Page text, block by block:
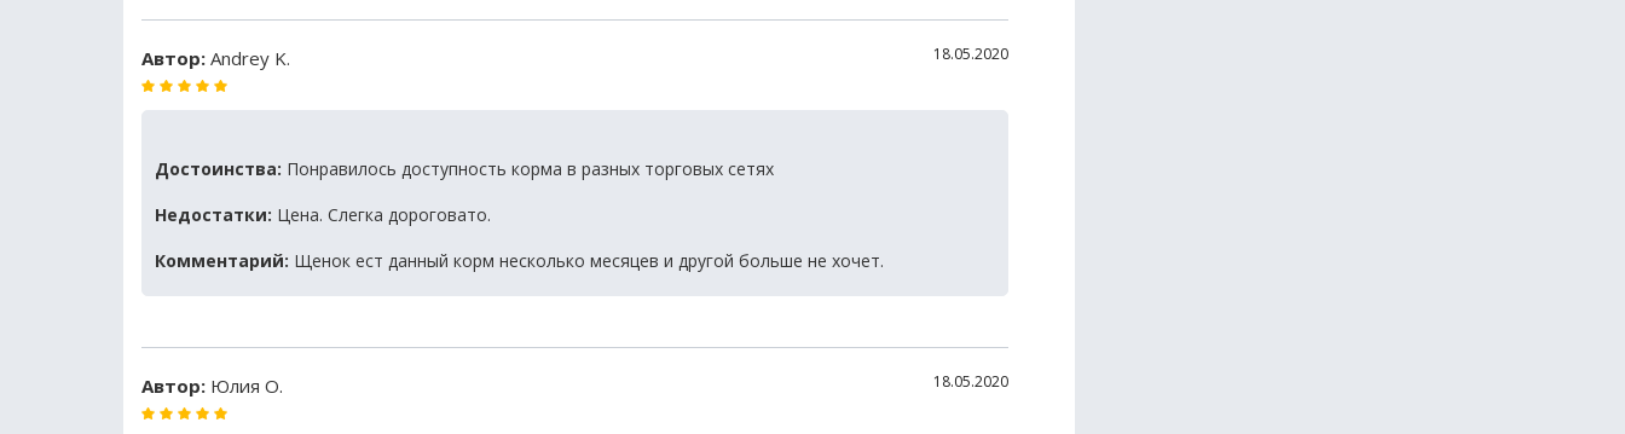
Автор: Andrey K. 18.05.2020
Достоинства: Понравилось доступность корма в разных торговых сетях
Недостатки: Цена. Слегка дороговато.
Комментарий: Щенок ест данный корм несколько месяцев и другой больше не хочет.
Автор: Юлия О. 18.05.2020